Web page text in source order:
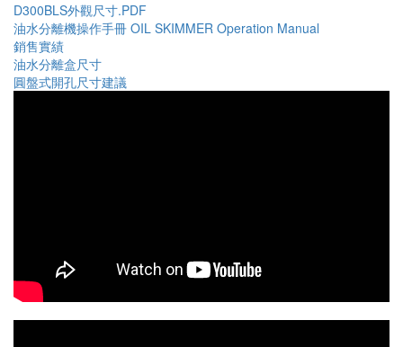
D300BLS外觀尺寸.PDF
油水分離機操作手冊 OIL SKIMMER Operation Manual
銷售實績
油水分離盒尺寸
圓盤式開孔尺寸建議